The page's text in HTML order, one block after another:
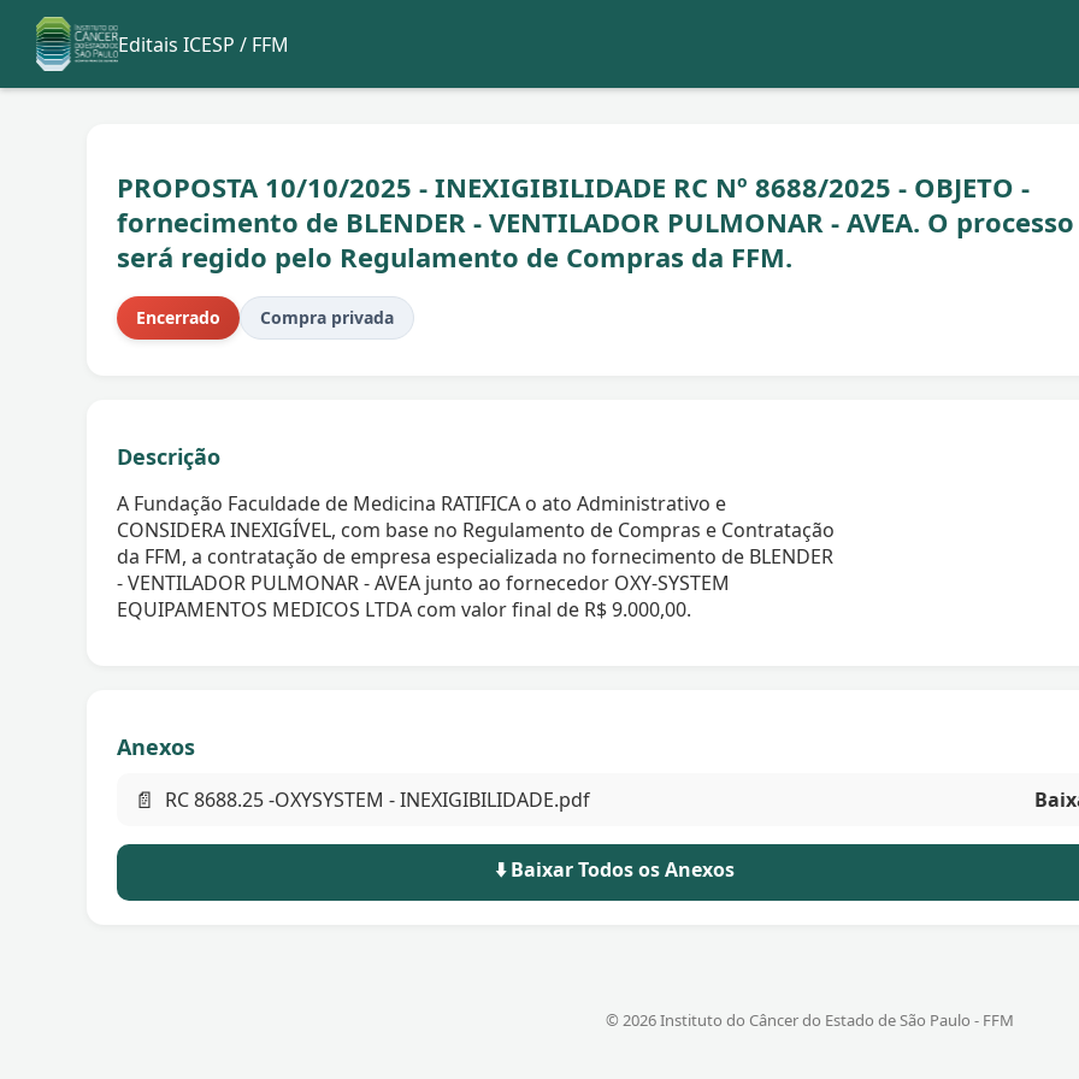
Editais ICESP / FFM
PROPOSTA 10/10/2025 - INEXIGIBILIDADE RC Nº 8688/2025 - OBJETO -
fornecimento de BLENDER - VENTILADOR PULMONAR - AVEA. O processo
será regido pelo Regulamento de Compras da FFM.
Encerrado Compra privada
Descrição
A Fundação Faculdade de Medicina RATIFICA o ato Administrativo e
CONSIDERA INEXIGÍVEL, com base no Regulamento de Compras e Contratação
da FFM, a contratação de empresa especializada no fornecimento de BLENDER
- VENTILADOR PULMONAR - AVEA junto ao fornecedor OXY-SYSTEM
EQUIPAMENTOS MEDICOS LTDA com valor final de R$ 9.000,00.
Anexos
📄 RC 8688.25 -OXYSYSTEM - INEXIGIBILIDADE.pdf
⬇️ Baixar Todos os Anexos
© 2026 Instituto do Câncer do Estado de São Paulo - FFM